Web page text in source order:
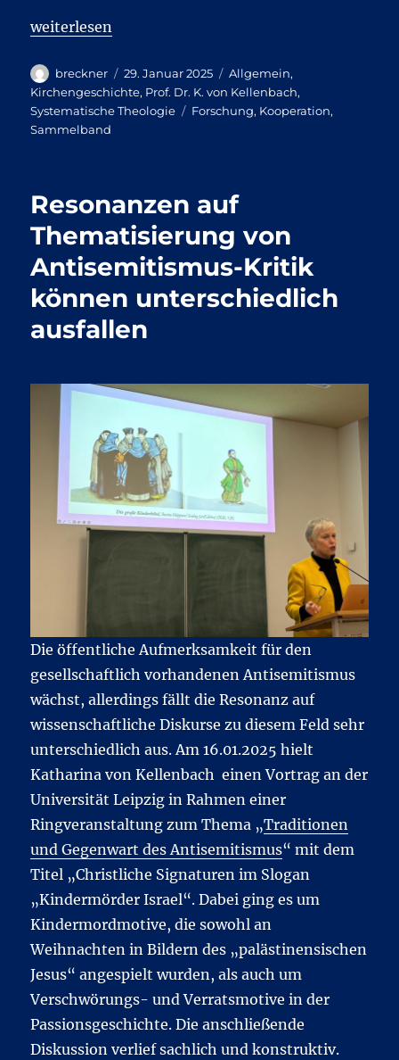
„Aktuelle Forschung zu klassischen theologischen
weiterlesen
Autor
breckner
Veröffentlicht
am
29. Januar 2025 Kategorien
Allgemein,
Kirchengeschichte, Prof. Dr. K. von Kellenbach,
Systematische Theologie
Schlagwörter
Forschung, Kooperation,
Sammelband
Resonanzen auf
Thematisierung von
Antisemitismus-Kritik
können unterschiedlich
ausfallen
Die öffentliche Aufmerksamkeit für den
gesellschaftlich vorhandenen Antisemitismus
wächst, allerdings fällt die Resonanz auf
wissenschaftliche Diskurse zu diesem Feld sehr
unterschiedlich aus. Am 16.01.2025 hielt
Katharina von Kellenbach einen Vortrag an der
Universität Leipzig in Rahmen einer
Ringveranstaltung zum Thema „Traditionen
und Gegenwart des Antisemitismus“ mit dem
Titel „Christliche Signaturen im Slogan
„Kindermörder Israel“. Dabei ging es um
Kindermordmotive, die sowohl an
Weihnachten in Bildern des „palästinensischen
Jesus“ angespielt wurden, als auch um
Verschwörungs- und Verratsmotive in der
Passionsgeschichte. Die anschließende
Diskussion verlief sachlich und konstruktiv.